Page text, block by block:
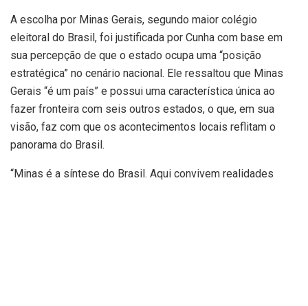
A escolha por Minas Gerais, segundo maior colégio
eleitoral do Brasil, foi justificada por Cunha com base em
sua percepção de que o estado ocupa uma “posição
estratégica” no cenário nacional. Ele ressaltou que Minas
Gerais “é um país” e possui uma característica única ao
fazer fronteira com seis outros estados, o que, em sua
visão, faz com que os acontecimentos locais reflitam o
panorama do Brasil.
“Minas é a síntese do Brasil. Aqui convivem realidades